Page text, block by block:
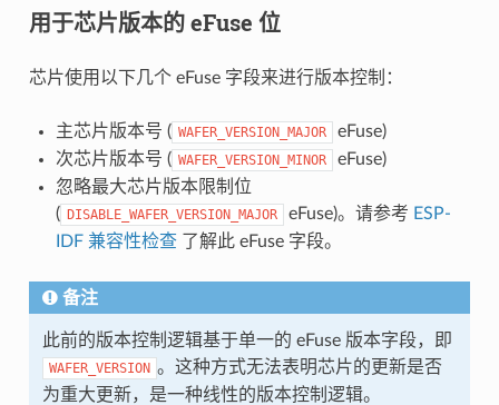
用于芯片版本的 eFuse 位
芯片使用以下几个 eFuse 字段来进行版本控制：
主芯片版本号 ( WAFER_VERSION_MAJOR
eFuse)
次芯片版本号 ( WAFER_VERSION_MINOR
eFuse)
忽略最大芯片版本限制位
( DISABLE_WAFER_VERSION_MAJOR eFuse)。请参考 ESP-
IDF 兼容性检查了解此 eFuse 字段。
备注
此前的版本控制逻辑基于单一的 eFuse 版本字段，即
WAFER_VERSION 。这种方式无法表明芯片的更新是否
为重大更新，是一种线性的版本控制逻辑。